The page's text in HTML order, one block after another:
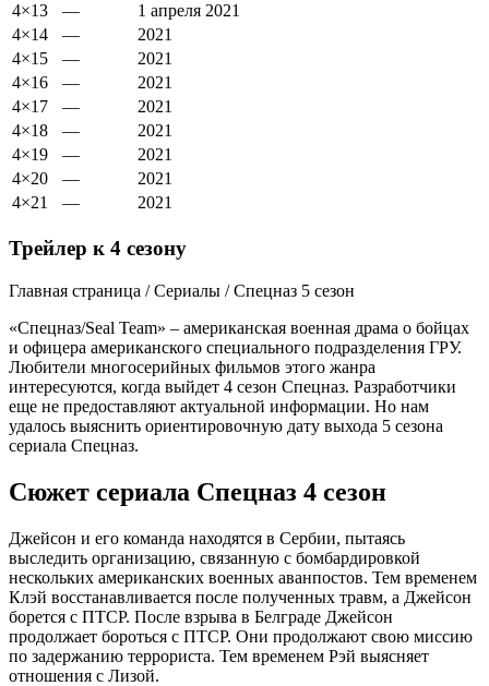
4×13
— 1 апреля 2021
4×14
—
2021
4×15
—
2021
4×16
—
2021
4×17
—
2021
4×18
—
2021
4×19
—
2021
4×20
—
2021
4×21
— 2021
Трейлер к 4 сезону
Главная страница / Сериалы / Спецназ 5 сезон
«Спецназ/Seal Team» – американская военная драма о бойцах
и офицера американского специального подразделения ГРУ.
Любители многосерийных фильмов этого жанра
интересуются, когда выйдет 4 сезон Спецназ. Разработчики
еще не предоставляют актуальной информации. Но нам
удалось выяснить ориентировочную дату выхода 5 сезона
сериала Спецназ.
Сюжет сериала Спецназ 4 сезон
Джейсон и его команда находятся в Сербии, пытаясь
выследить организацию, связанную с бомбардировкой
нескольких американских военных аванпостов. Тем временем
Клэй восстанавливается после полученных травм, а Джейсон
борется с ПТСР. После взрыва в Белграде Джейсон
продолжает бороться с ПТСР. Они продолжают свою миссию
по задержанию террориста. Тем временем Рэй выясняет
отношения с Лизой.